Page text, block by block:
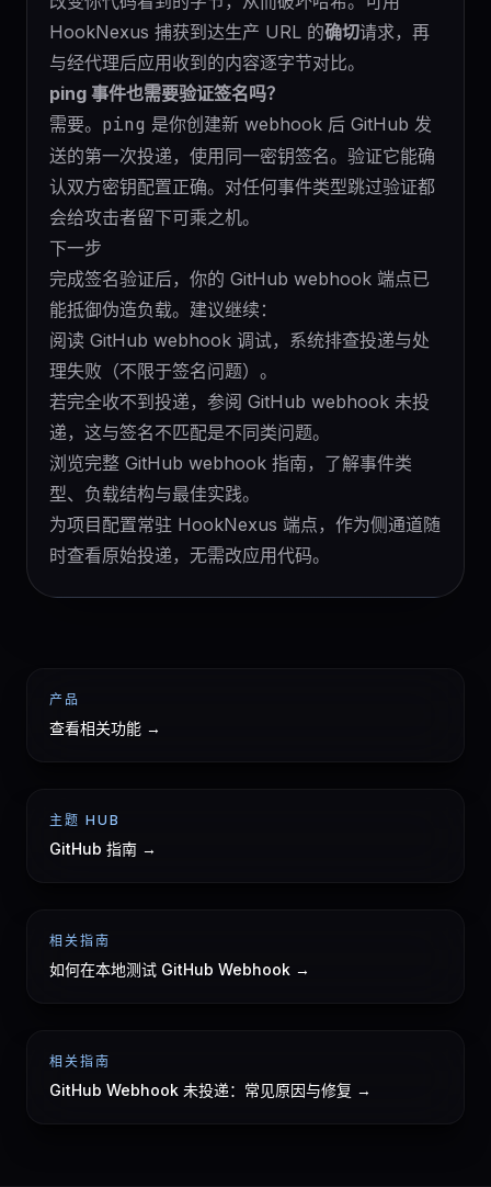
HookNexus 捕获到达生产 URL 的确切请求，再
与经代理后应用收到的内容逐字节对比。
ping 事件也需要验证签名吗？
需要。 ping 是你创建新 webhook 后 GitHub 发
送的第一次投递，使用同一密钥签名。验证它能确
认双方密钥配置正确。对任何事件类型跳过验证都
会给攻击者留下可乘之机。
下一步
完成签名验证后，你的 GitHub webhook 端点已
能抵御伪造负载。建议继续：
阅读 GitHub webhook 调试，系统排查投递与处
理失败（不限于签名问题）。
若完全收不到投递，参阅 GitHub webhook 未投
递 ，这与签名不匹配是不同类问题。
浏览完整 GitHub webhook 指南 ，了解事件类
型、负载结构与最佳实践。
为项目配置常驻 HookNexus 端点 ，作为侧通道随
时查看原始投递，无需改应用代码。
产品
查看相关功能 →
主题 HUB
GitHub 指南 →
相关指南
如何在本地测试 GitHub Webhook →
相关指南
GitHub Webhook 未投递：常见原因与修复 →